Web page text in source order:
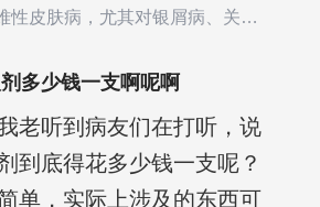
性皮肤病，尤其对银屑病、关节
多少钱一支啊呢啊
老听到病友们在打听，说
到底得花多少钱一支呢？
单，实际上涉及的东西可